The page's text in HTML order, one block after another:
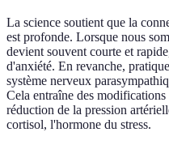
La science soutient que la
est profonde. Lorsque nous
devient souvent courte et
d'anxiété. En revanche,
système nerveux
Cela entraîne des
réduction de la pression
cortisol, l'hormone du stress.